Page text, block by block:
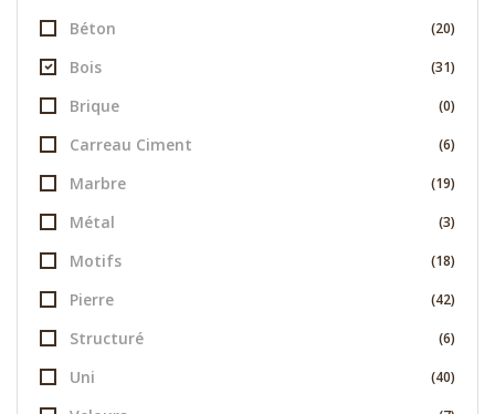
Béton (20)
Bois (31)
Brique (0)
Carreau Ciment (6)
Marbre (19)
Métal (3)
Motifs (18)
Pierre (42)
Structuré (6)
Uni (40)